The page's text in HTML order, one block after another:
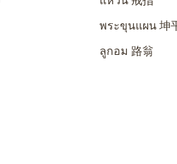
พระขุนแผน 坤
ลูกอม 路翁